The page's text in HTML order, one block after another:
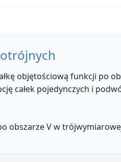
objętościową funkcji po
całek pojedynczych i
obszarze V w